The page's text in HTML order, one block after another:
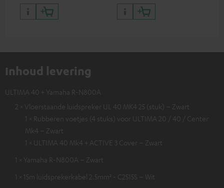
Inhoud levering
ULTIMA 40 + Yamaha R-N800A
2 × Vloerstaande luidspreker UL 40 MK4 25 (stuk) – Zwart
1 × Rubberen voetjes (4 stuks) voor ULTIMA 20 / 40 / Center
Mk4 – Zwart
1 × ULTIMA 40 Mk4 + ACTIVE 3 Cover – Zwart
1 × Yamaha R-N800A – Zwart
1 × 15m luidsprekerkabel 2.5mm² - C2515S – Wit